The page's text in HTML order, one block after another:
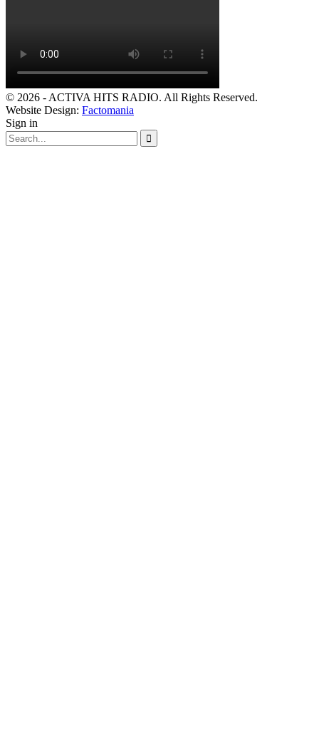
© 2026 - ACTIVA HITS RADIO. All Rights Reserved.
Website Design: Factomania
Sign in